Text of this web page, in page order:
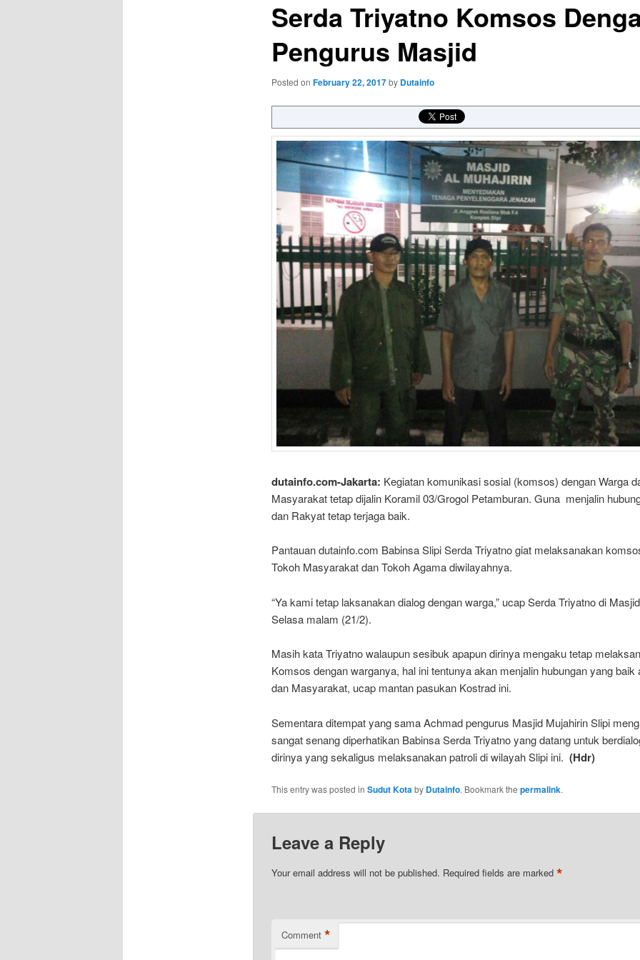
Serda Triyatno Komsos
Pengurus Masjid
Posted on February 22, 2017by Dutainfo
dutainfo.com-Jakarta: Kegiatan komunikasi sosial (komsos) dengan Warga
Masyarakat tetap dijalin Koramil 03/Grogol Petamburan. Guna menjalin
dan Rakyat tetap terjaga baik.
Pantauan dutainfo.com Babinsa Slipi Serda Triyatno giat melaksanakan
Tokoh Masyarakat dan Tokoh Agama diwilayahnya.
“Ya kami tetap laksanakan dialog dengan warga,” ucap Serda Triyatno di
Selasa malam (21/2).
Masih kata Triyatno walaupun sesibuk apapun dirinya mengaku tetap
Komsos dengan warganya, hal ini tentunya akan menjalin hubungan yang baik
dan Masyarakat, ucap mantan pasukan Kostrad ini.
Sementara ditempat yang sama Achmad pengurus Masjid Mujahirin Slipi
sangat senang diperhatikan Babinsa Serda Triyatno yang datang untuk
dirinya yang sekaligus melaksanakan patroli di wilayah Slipi ini. (Hdr)
This entry was posted in Sudut Kotaby Dutainfo. Bookmark the permalink.
Leave a Reply
Your email address will not be published. Required fields are marked *
Comment *